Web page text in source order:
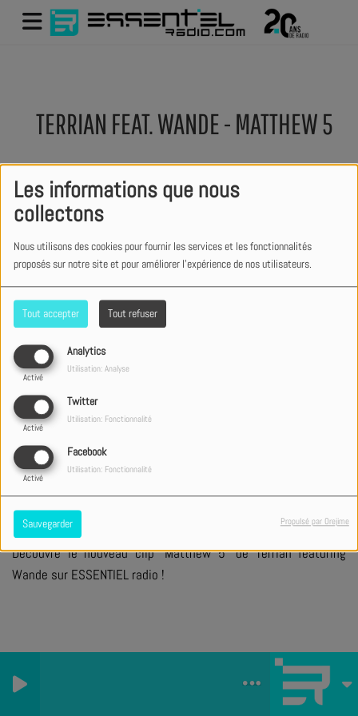
Les informations que nous
collectons
Nous utilisons des cookies pour fournir les services et les fonctionnalités
proposés sur notre site et pour améliorer l'expérience de nos utilisateurs.
Tout accepter Tout refuser
Analytics
Activé
Utilisation: Analyse
Twitter
Activé
Utilisation: Fonctionnalité
Facebook
Activé
Utilisation: Fonctionnalité
Sauvegarder Propulsé par Orejime
TERRIAN FEAT. WANDE - MATTHEW 5
PARTAGER
Découvre le nouveau clip "Matthew 5" de Terrian featuring
Wande sur ESSENTIEL radio !